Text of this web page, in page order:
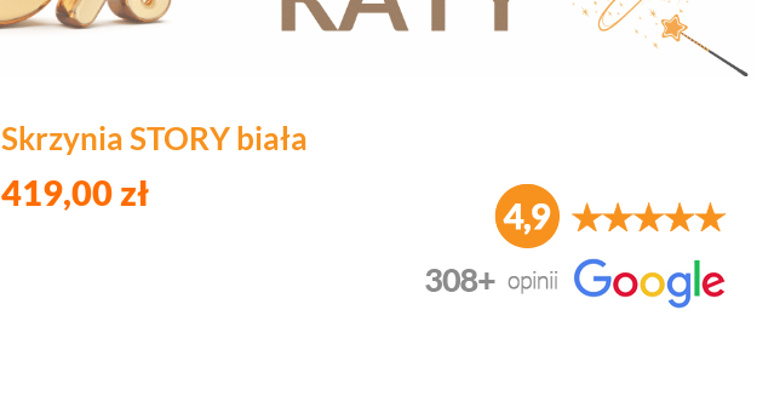
Skrzynia STORY biała
419,00 zł